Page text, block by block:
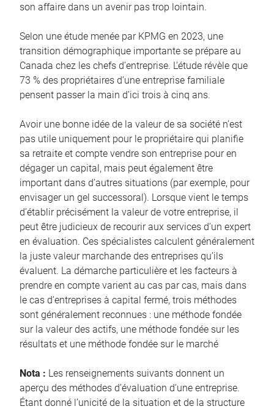
son affaire dans un avenir pas trop lointain.
Selon une étude menée par KPMG en 2023, une
transition démographique importante se prépare au
Canada chez les chefs d’entreprise. L’étude révèle que
73 % des propriétaires d’une entreprise familiale
pensent passer la main d’ici trois à cinq ans.
Avoir une bonne idée de la valeur de sa société n’est
pas utile uniquement pour le propriétaire qui planifie
sa retraite et compte vendre son entreprise pour en
dégager un capital, mais peut également être
important dans d’autres situations (par exemple, pour
envisager un gel successoral). Lorsque vient le temps
d’établir précisément la valeur de votre entreprise, il
peut être judicieux de recourir aux services d’un expert
en évaluation. Ces spécialistes calculent généralement
la juste valeur marchande des entreprises qu’ils
évaluent. La démarche particulière et les facteurs à
prendre en compte varient au cas par cas, mais dans
le cas d’entreprises à capital fermé, trois méthodes
sont généralement reconnues : une méthode fondée
sur la valeur des actifs, une méthode fondée sur les
résultats et une méthode fondée sur le marché
Nota : Les renseignements suivants donnent un
aperçu des méthodes d’évaluation d’une entreprise.
Étant donné l’unicité de la situation et de la structure